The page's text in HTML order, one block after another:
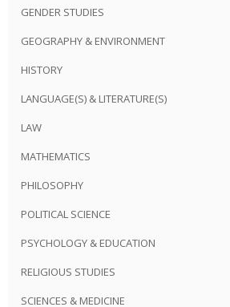
GENDER STUDIES
GEOGRAPHY & ENVIRONMENT
HISTORY
LANGUAGE(S) & LITERATURE(S)
LAW
MATHEMATICS
PHILOSOPHY
POLITICAL SCIENCE
PSYCHOLOGY & EDUCATION
RELIGIOUS STUDIES
SCIENCES & MEDICINE